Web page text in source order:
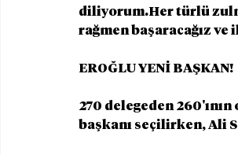
diliyorum.Her türlü
rağmen başaracağız
EROĞLU YENİ BAŞKAN!
270 delegeden
başkanı seçilirken, Ali